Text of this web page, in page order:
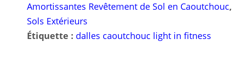
Amortissantes Revêtement de Sol en Caoutchouc,
Sols Extérieurs
Étiquette : dalles caoutchouc light in fitness